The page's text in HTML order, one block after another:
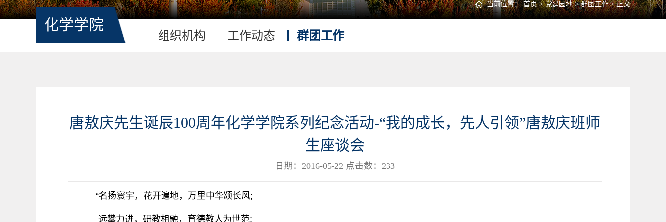
当前位置：首页>党建园地>群团工作> 正文
化学学院
组织机构 工作动态 群团工作
唐敖庆先生诞辰100周年化学学院系列纪念活动-“我的成长，先人引领”唐敖庆班师
生座谈会
日期：2016-05-22 点击数： 233
“名扬寰宇，花开遍地，万里中华颂长风;
远攀力进，研教相融，育德教人为世范;